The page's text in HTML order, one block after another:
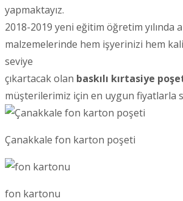
yapmaktayız.
2018-2019 yeni eğitim öğretim yılında
malzemelerinde hem işyerinizi hem
seviye
çıkartacak olan baskılı kırtasiye
müşterilerimiz için en uygun fiyatlarla
Çanakkale fon karton poşeti
fon kartonu